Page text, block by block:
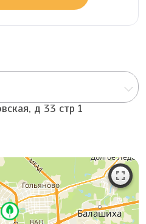
д 33 стр 1